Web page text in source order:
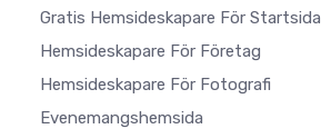
Gratis Hemsideskapare För Startsida
Hemsideskapare För Företag
Hemsideskapare För Fotografi
Evenemangshemsida